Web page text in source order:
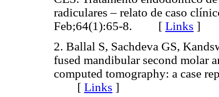
radiculares – relato de caso
Feb;64(1):65-8. [ Links ]
2. Ballal S, Sachdeva GS,
fused mandibular second molar
computed tomography: a case
[ Links ]